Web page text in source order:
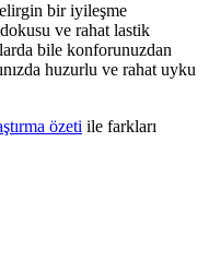
bir iyileşme
ve rahat lastik
bile konforunuzdan
huzurlu ve rahat uyku
özeti ile farkları